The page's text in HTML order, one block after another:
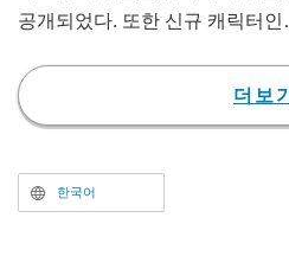
공개되었다. 또한 신규 캐릭터인
가 해금되었다.
<도원암귀>는 시리즈 누적 발행
년 챔피언'(아키타 서점)에서 인기
연재 중인 우루시바라 유라 씨의
더보기
한국어